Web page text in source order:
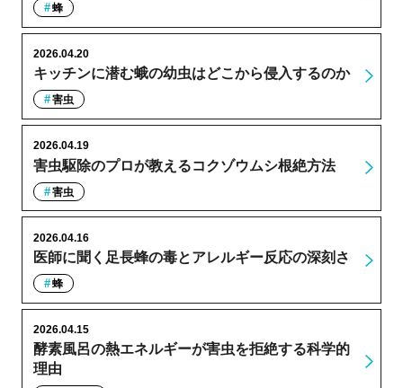
蜂
キッチンに潜む蛾の幼虫はどこから侵入するのか
2026.04.20
害虫
害虫駆除のプロが教えるコクゾウムシ根絶方法
2026.04.19
害虫
医師に聞く足長蜂の毒とアレルギー反応の深刻さ
2026.04.16
蜂
酵素風呂の熱エネルギーが害虫を拒絶する科学的
理由
2026.04.15